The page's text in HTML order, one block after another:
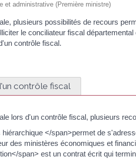
et administrative (Première ministre)
plusieurs possibilités de recours
le conciliateur fiscal
contrôle fiscal.
contrôle fiscal
lors d'un contrôle fiscal, plusieurs
</span>permet de
des ministères économiques et
span> est un contrat écrit qui